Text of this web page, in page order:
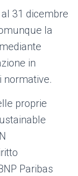
31 dicembre
la
in
normative.
proprie
Paribas